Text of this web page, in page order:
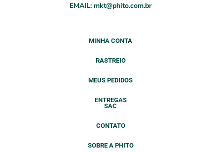
EMAIL: mkt@phito.com.br
MINHA CONTA
RASTREIO
MEUS PEDIDOS
ENTREGAS
SAC
CONTATO
SOBRE A PHITO